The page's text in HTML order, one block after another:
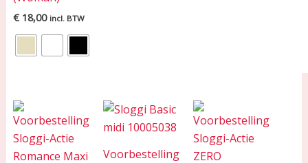
€18,00 incl. BTW
Voorbestelling